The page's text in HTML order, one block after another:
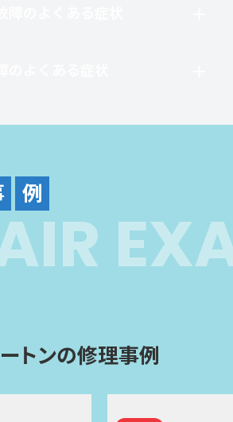
IR EX
例
トンの修理事例